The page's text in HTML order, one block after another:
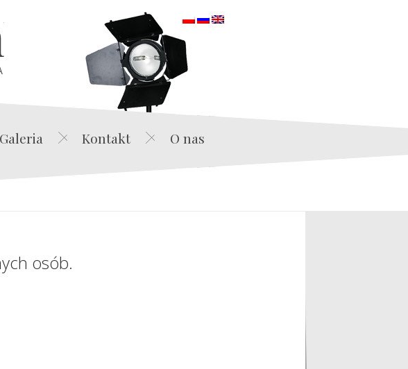
Edwin Film Agencja Aktorska
Galeria Kontakt O nas
osób.